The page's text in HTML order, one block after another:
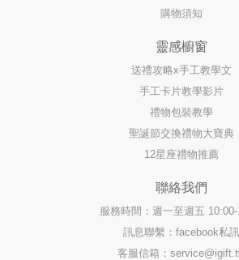
購物須知
靈感櫥窗
送禮攻略x手工教學文
手工卡片教學影片
禮物包裝教學
聖誕節交換禮物大寶典
12星座禮物推薦
聯絡我們
服務時間：週一至週五
訊息聯繫：facebook私訊
客服信箱：